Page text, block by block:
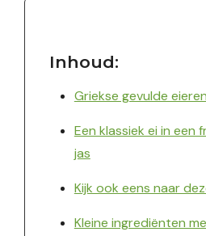
Inhoud:
Griekse gevulde eieren
Een klassiek ei in een
jas
Kijk ook eens naar
Kleine ingrediënten